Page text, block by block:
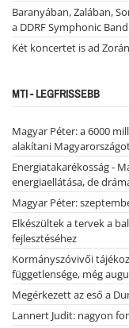
Baranyában, Zalában,
a DDRF Symphonic
Két koncertet is ad
MTI - LEGFRISSEBB
Magyar Péter: a 6000
alakítani
Energiatakarékosság -
energiaellátása, de
Magyar Péter:
Elkészültek a tervek a
fejlesztéséhez
Kormányszóvivői
függetlensége, még
Megérkezett az eső a
Lannert Judit: nagyon